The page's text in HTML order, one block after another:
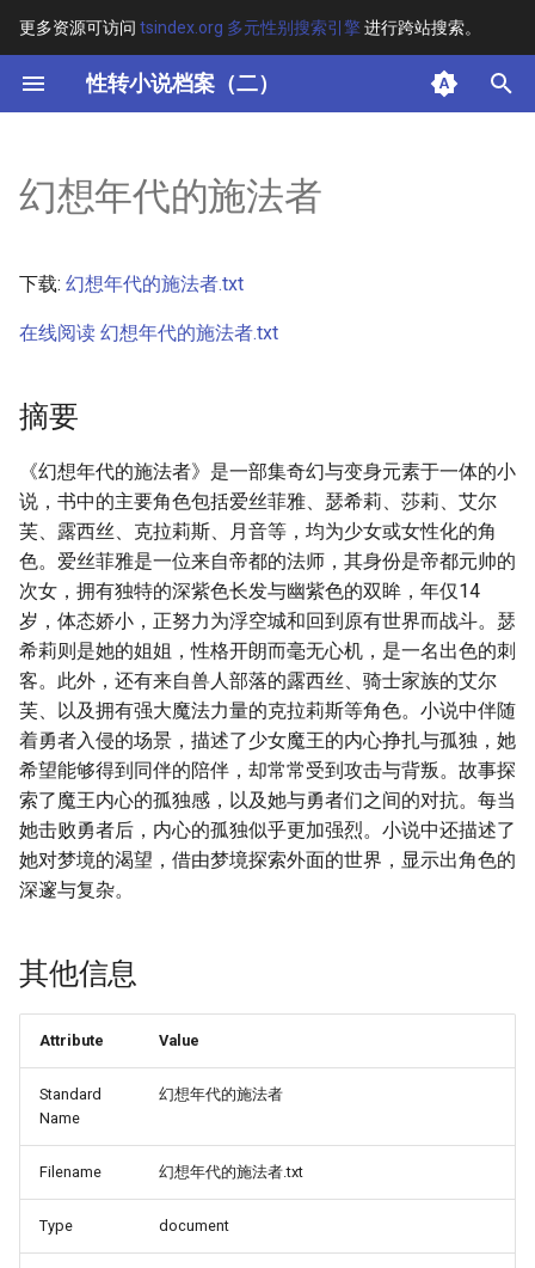
更多资源可访问 tsindex.org 多元性别搜索引擎进行跨站搜索。
性转小说档案（二）
键
开
搜
索
其他信息
正文
幻想年代的施法者
下载: 幻想年代的施法者.txt
在线阅读 幻想年代的施法者.txt
摘要
《幻想年代的施法者》是一部集奇幻与变身元素于一体的小
说，书中的主要角色包括爱丝菲雅、瑟希莉、莎莉、艾尔
芙、露西丝、克拉莉斯、月音等，均为少女或女性化的角
色。爱丝菲雅是一位来自帝都的法师，其身份是帝都元帅的
次女，拥有独特的深紫色长发与幽紫色的双眸，年仅14
岁，体态娇小，正努力为浮空城和回到原有世界而战斗。瑟
希莉则是她的姐姐，性格开朗而毫无心机，是一名出色的刺
客。此外，还有来自兽人部落的露西丝、骑士家族的艾尔
芙、以及拥有强大魔法力量的克拉莉斯等角色。小说中伴随
着勇者入侵的场景，描述了少女魔王的内心挣扎与孤独，她
希望能够得到同伴的陪伴，却常常受到攻击与背叛。故事探
索了魔王内心的孤独感，以及她与勇者们之间的对抗。每当
她击败勇者后，内心的孤独似乎更加强烈。小说中还描述了
她对梦境的渴望，借由梦境探索外面的世界，显示出角色的
深邃与复杂。
其他信息
Attribute Value
Standard
Name
幻想年代的施法者
Filename 幻想年代的施法者.txt
Type document